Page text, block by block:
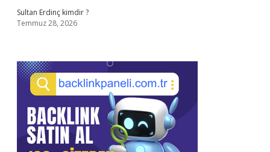
Sultan Erdinç kimdir ?
Temmuz 28, 2026